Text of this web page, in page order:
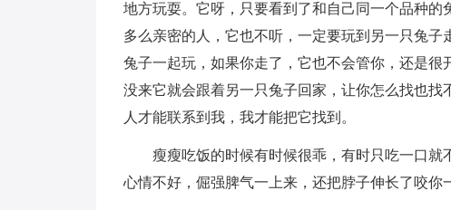
地方玩耍。它呀，只要看到了和自己同一个品种
多么亲密的人，它也不听，一定要玩到另一只兔
兔子一起玩，如果你走了，它也不会管你，还是
没来它就会跟着另一只兔子回家，让你怎么找也
人才能联系到我，我才能把它找到。
瘦瘦吃饭的时候有时候很乖，有时只吃一口
心情不好，倔强脾气一上来，还把脖子伸长了咬你